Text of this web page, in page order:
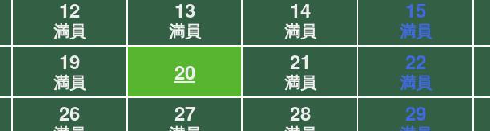
12
満員
13
満員
14
満員
15
満員
19
満員 20 21
満員
22
満員
26 27 28 29